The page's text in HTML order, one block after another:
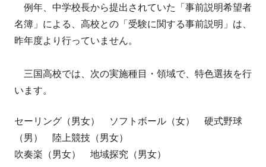
例年、中学校長から提出されていた「事前説明希望者
名簿」による、高校との「受験に関する事前説明」は、
昨年度より行っていません。
三国高校では、次の実施種目・領域で、特色選抜を行
います。
セーリング（男女） ソフトボール（女） 硬式野球
（男） 陸上競技（男女）
吹奏楽（男女） 地域探究（男女）